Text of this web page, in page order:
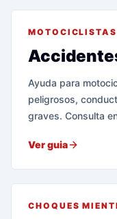
Ayuda para
peligrosos,
graves. Consulta
Ver guia
CHOQUES